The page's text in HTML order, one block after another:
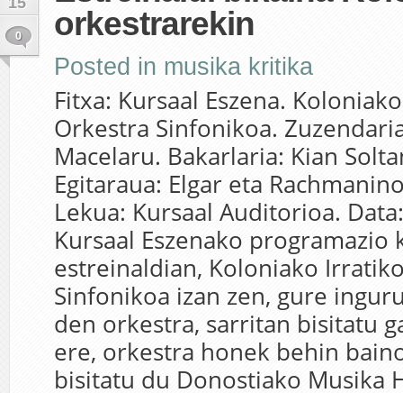
0
orkestrarekin
Posted in musika kritika
Fitxa: Kursaal Eszena.
Orkestra Sinfonikoa.
Macelaru. Bakarlaria: Kian
Egitaraua: Elgar eta
Lekua: Kursaal Auditorioa.
Kursaal Eszenako programazio
estreinaldian, Koloniako
Sinfonikoa izan zen, gure
den orkestra, sarritan bisitatu
ere, orkestra honek behin
bisitatu du Donostiako Musika